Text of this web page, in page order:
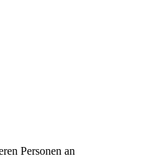
Personen an